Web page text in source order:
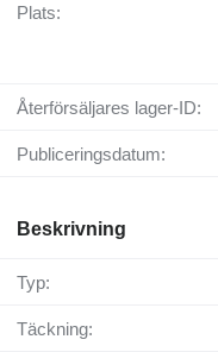
Plats:
Återförsäljares lager-ID:
Publiceringsdatum:
Beskrivning
Typ:
Täckning: